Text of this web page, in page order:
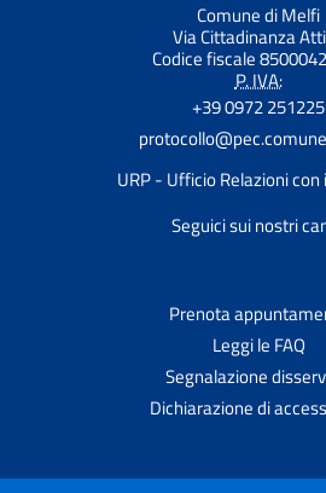
Comune di Melfi
Via Cittadinanza
Codice fiscale
P. IVA:
+39 0972 251225
URP - Ufficio Relazioni con
Seguici sui nostri
Prenota
Leggi le FAQ
Segnalazione
Dichiarazione di